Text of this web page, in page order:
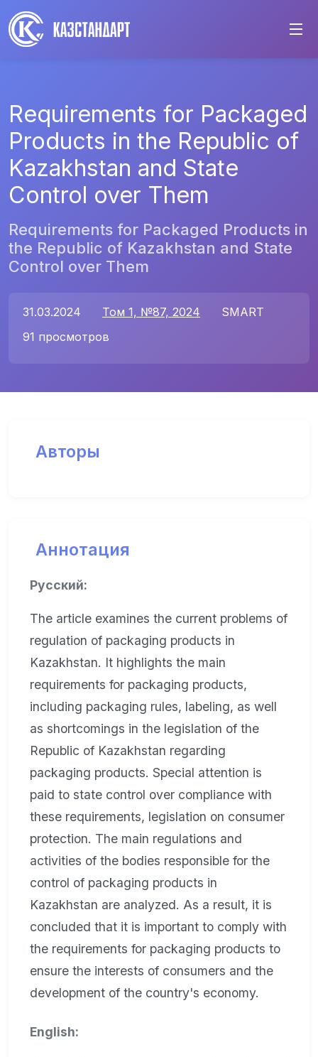
Requirements for Packaged
Products in the Republic of
Kazakhstan and State
Control over Them
Requirements for Packaged Products in
the Republic of Kazakhstan and State
Control over Them
31.03.2024 Том 1, №87, 2024
SMART
91 просмотров
Авторы
Аннотация
Русский:
The article examines the current problems of
regulation of packaging products in
Kazakhstan. It highlights the main
requirements for packaging products,
including packaging rules, labeling, as well
as shortcomings in the legislation of the
Republic of Kazakhstan regarding
packaging products. Special attention is
paid to state control over compliance with
these requirements, legislation on consumer
protection. The main regulations and
activities of the bodies responsible for the
control of packaging products in
Kazakhstan are analyzed. As a result, it is
concluded that it is important to comply with
the requirements for packaging products to
ensure the interests of consumers and the
development of the country's economy.
English: